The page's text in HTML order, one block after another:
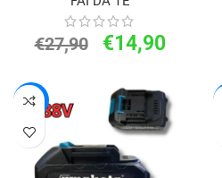
€27,90 €14,90
-28%